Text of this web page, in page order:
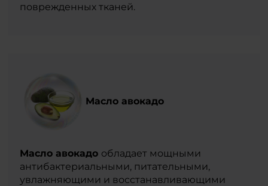
поврежденных тканей.
Масло авокадо
Масло авокадо обладает мощными
антибактериальными, питательными,
увлажняющими и восстанавливающими